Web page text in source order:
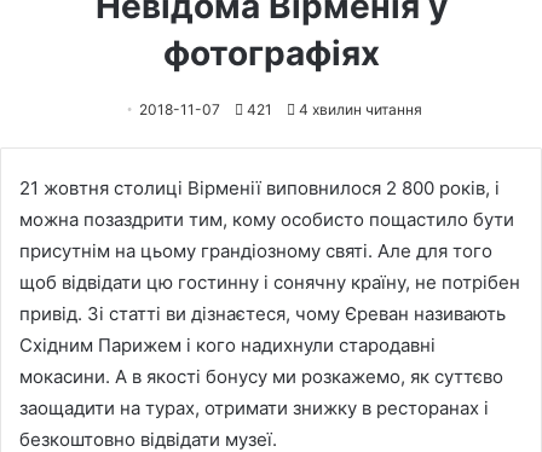
фотографіях
2018-11-07 421 4 хвилин читання
21 жовтня столиці Вірменії виповнилося 2 800 років, і
можна позаздрити тим, кому особисто пощастило бути
присутнім на цьому грандіозному святі. Але для того
щоб відвідати цю гостинну і сонячну країну, не потрібен
привід. Зі статті ви дізнаєтеся, чому Єреван називають
Східним Парижем і кого надихнули стародавні
мокасини. А в якості бонусу ми розкажемо, як суттєво
заощадити на турах, отримати знижку в ресторанах і
безкоштовно відвідати музеї.